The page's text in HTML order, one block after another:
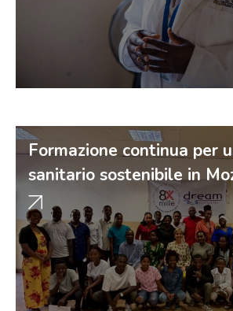
Formazione continua per
sanitario sostenibile in